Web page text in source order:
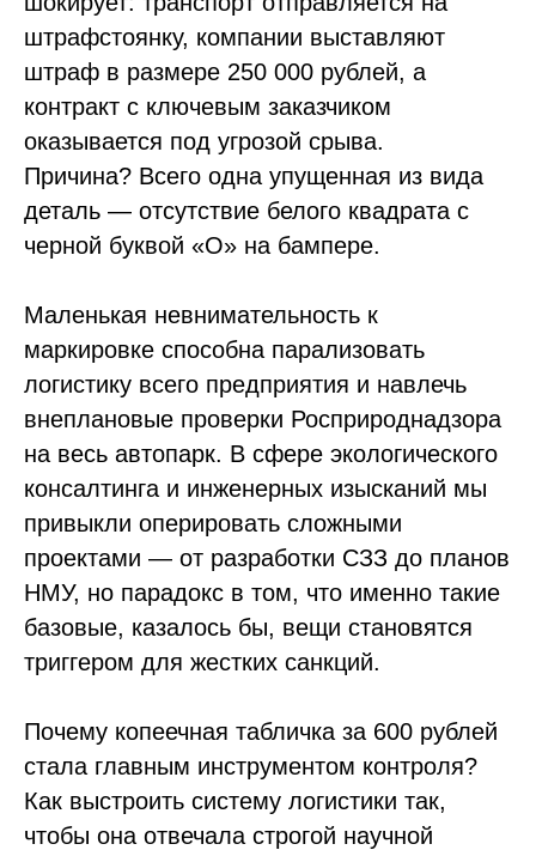
штрафстоянку, компании выставляют
штраф в размере 250 000 рублей, а
контракт с ключевым заказчиком
оказывается под угрозой срыва.
Причина? Всего одна упущенная из вида
деталь — отсутствие белого квадрата с
черной буквой «О» на бампере.
Маленькая невнимательность к
маркировке способна парализовать
логистику всего предприятия и навлечь
внеплановые проверки Росприроднадзора
на весь автопарк. В сфере экологического
консалтинга и инженерных изысканий мы
привыкли оперировать сложными
проектами — от разработки СЗЗ до планов
НМУ, но парадокс в том, что именно такие
базовые, казалось бы, вещи становятся
триггером для жестких санкций.
Почему копеечная табличка за 600 рублей
стала главным инструментом контроля?
Как выстроить систему логистики так,
чтобы она отвечала строгой научной